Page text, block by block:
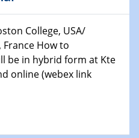
W3-Professur
Makromolekulare
Series on 2D-
College, USA/
How to
be in hybrid form at Kte
online (webex link